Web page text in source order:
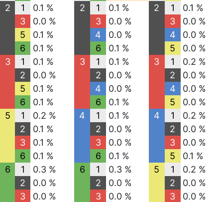
2
1
0.1 %
3
0.0 %
5
0.1 %
6
0.1 %
3
1
0.1 %
2
0.0 %
5
0.1 %
6
0.1 %
5
1
0.2 %
2
0.1 %
3
0.1 %
6
0.1 %
6
1
0.3 %
2
0.0 %
3
0.0 %
2
1
0.1 %
3
0.0 %
4
0.0 %
6
0.1 %
3
1
0.1 %
2
0.0 %
4
0.0 %
6
0.1 %
4
1
0.1 %
2
0.0 %
3
0.0 %
6
0.1 %
6
1
0.3 %
2
0.0 %
3
0.0 %
2
1
0.1 %
3
0.0 %
4
0.0 %
5
0.0 %
3
1
0.2 %
2
0.0 %
4
0.0 %
5
0.0 %
4
1
0.2 %
2
0.0 %
3
0.0 %
5
0.1 %
5
1
0.2 %
2
0.0 %
3
0.0 %